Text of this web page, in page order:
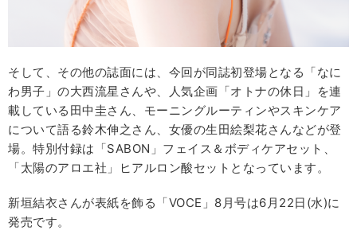
そして、その他の誌面には、今回が同誌初登場となる「なに
わ男子」の大西流星さんや、人気企画「オトナの休日」を連
載している田中圭さん、モーニングルーティンやスキンケア
について語る鈴木伸之さん、女優の生田絵梨花さんなどが登
場。特別付録は「SABON」フェイス＆ボディケアセット、
「太陽のアロエ社」ヒアルロン酸セットとなっています。
新垣結衣さんが表紙を飾る「VOCE」8月号は6月22日(水)に
発売です。